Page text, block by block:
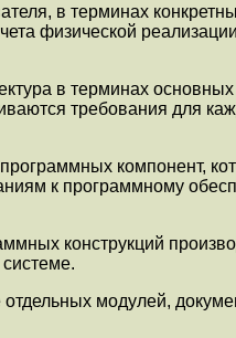
в терминах
физической
в терминах
требования для
компонент,
к программному
конструкций
модулей,